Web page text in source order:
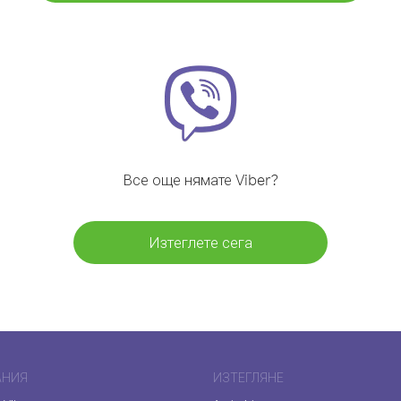
Все още нямате Viber?
Изтеглете сега
ИЗТЕГЛЯНЕ